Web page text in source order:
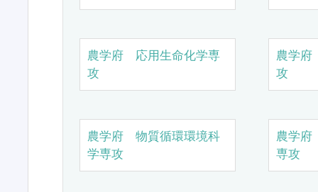
農学府 応用生命化学専
攻
農学
攻
農学府 物質循環環境科
学専攻
農学
専攻